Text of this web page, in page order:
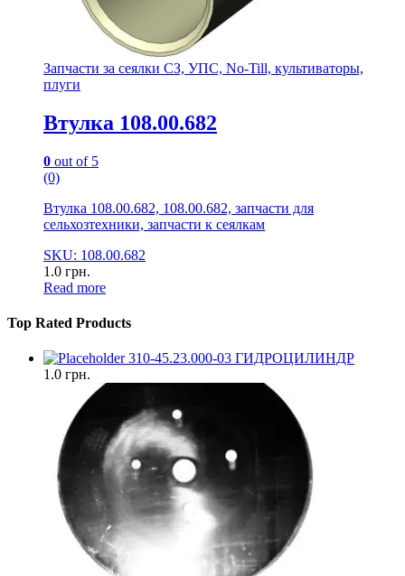
Запчасти за сеялки СЗ, УПС, No-Till, культиваторы,
плуги
Втулка 108.00.682
0 out of 5
(0)
Втулка 108.00.682, 108.00.682, запчасти для
сельхозтехники, запчасти к сеялкам
SKU: 108.00.682
1.0 грн.
Read more
Top Rated Products
310-45.23.000-03 ГИДРОЦИЛИНДР
1.0 грн.